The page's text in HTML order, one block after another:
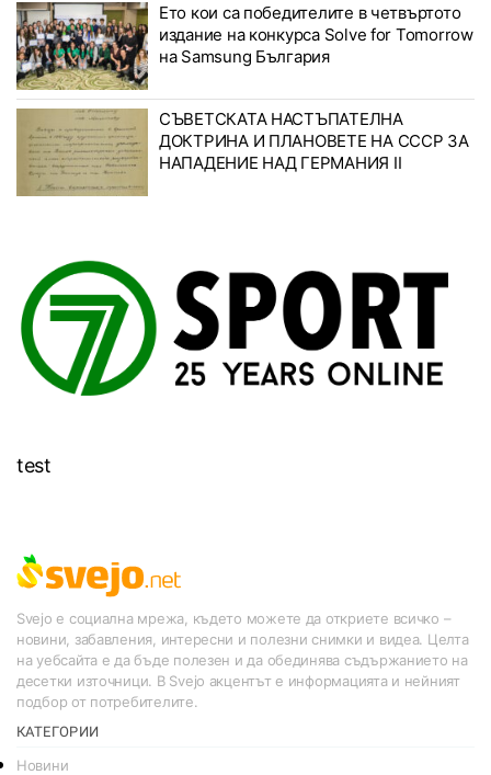
Ето кои са победителите в четвъртото
издание на конкурса Solve for Tomorrow
на Samsung България
СЪВЕТСКАТА НАСТЪПАТЕЛНА
ДОКТРИНА И ПЛАНОВЕТЕ НА СССР ЗА
НАПАДЕНИЕ НАД ГЕРМАНИЯ II
test
Svejo е социална мрежа, където можете да откриете всичко –
новини, забавления, интересни и полезни снимки и видеа. Целта
на уебсайта е да бъде полезен и да обединява съдържанието на
десетки източници. В Svejo акцентът е информацията и нейният
подбор от потребителите.
КАТЕГОРИИ
Новини